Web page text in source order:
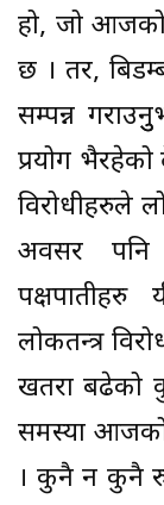
हो, जो आजको
छ । तर,
सम्पन्न
प्रयोग भैरहेको
विरोधीहरुले
अवसर पनि
लोकतन्त्र
खतरा बढेको
समस्या आजको
। कुनै न कुनै